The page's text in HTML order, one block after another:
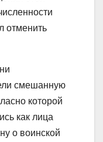
отменить
смешанную
которой
как лица
о воинской